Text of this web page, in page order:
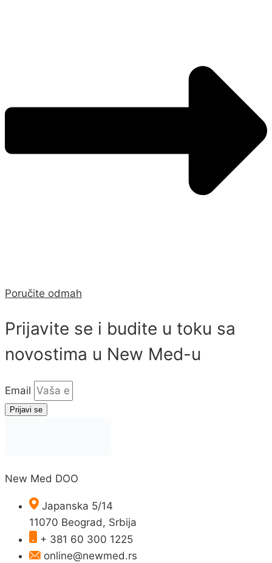
Poručite odmah
Prijavite se i budite u toku sa
novostima u New Med-u
Email
Prijavi se
New Med DOO
Japanska 5/14
11070 Beograd, Srbija
+ 381 60 300 1225
online@newmed.rs